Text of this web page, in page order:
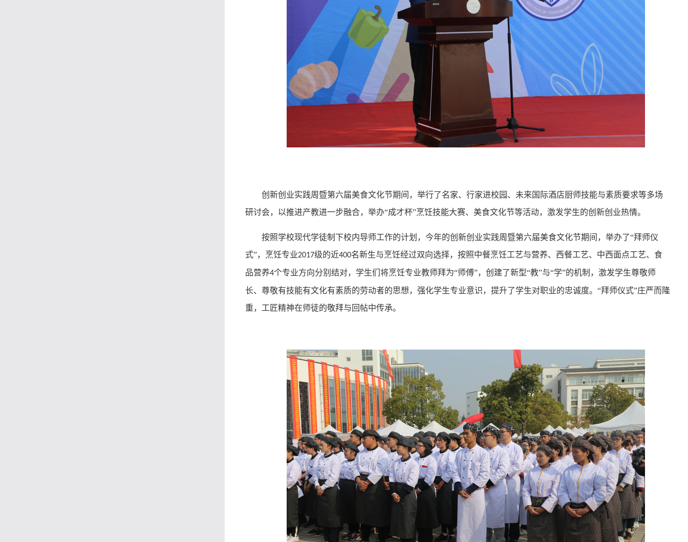
创新创业实践周暨第六届美食文化节期间，举行了名家、行家进校园、未来国际酒店厨师技能与素质要求等多场
研讨会，以推进产教进一步融合，举办“成才杯”烹饪技能大赛、美食文化节等活动，激发学生的创新创业热情。
按照学校现代学徒制下校内导师工作的计划，今年的创新创业实践周暨第六届美食文化节期间，举办了“拜师仪
式”，烹饪专业2017级的近400名新生与烹饪经过双向选择，按照中餐烹饪工艺与营养、西餐工艺、中西面点工艺、食
品营养4个专业方向分别结对，学生们将烹饪专业教师拜为“师傅”，创建了新型“教”与“学”的机制，激发学生尊敬师
长、尊敬有技能有文化有素质的劳动者的思想，强化学生专业意识，提升了学生对职业的忠诚度。“拜师仪式”庄严而隆
重，工匠精神在师徒的敬拜与回帖中传承。